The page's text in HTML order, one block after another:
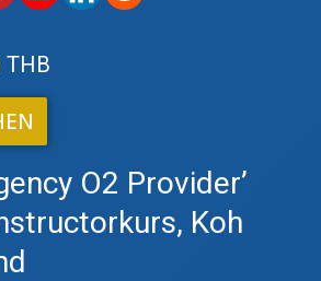
THB
O2 Provider’
Koh